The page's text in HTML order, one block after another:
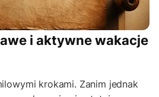
i aktywne wakacje
krokami. Zanim jednak